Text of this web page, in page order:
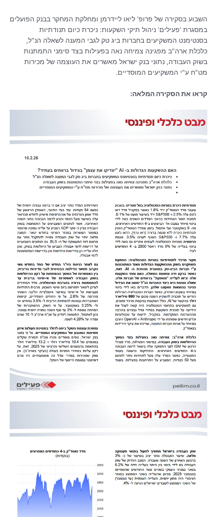
השבוע בסקירה של פרופ’ ליאו ליידרמן ומחלקת המחקר בבנק הפועלים
במסגרת ‘פעילים’ ניהול תיקי השקעות: ניכרת כיום תנודתיות
בסנטימנט המשקיעים בחברות ביג טק לגבי המענה לשאלה הנ"ל,
כלכלת ארה"ב מפגינה צמיחה נאה בפעילות בצד סימני התמתנות
בשוק העבודה, נתוני בנק ישראל מאשרים את העוצמה של מכירות
מט"ח ע"י המשקיעים המוסדיים.
קראו את הסקירה המלאה: